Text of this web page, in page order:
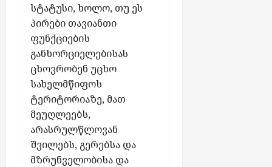
სტატუსი, ხოლო, თუ ეს
პირები თავიანთი
ფუნქციების
განხორციელებისას
ცხოვრობენ უცხო
სახელმწიფოს
ტერიტორიაზე, მათ
მეუღლეებს,
არასრულწლოვან
შვილებს, გერებსა და
მზრუნველობისა და